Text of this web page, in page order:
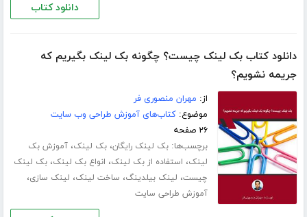
دانلود کتاب
دانلود کتاب بک لینک چیست؟ چگونه بک لینک بگیریم که
جریمه نشویم؟
از: مهران منصوری فر
موضوع:کتاب‌های آموزش طراحی وب سایت
۲۶ صفحه
برچسب‌ها:بک لینک رایگان،بک لینک،آموزش بک
لینک، استفاده از بک لینک، انواع بک لینک،بک لینک
چیست، لینک بیلدینگ، ساخت لینک، لینک سازی،
آموزش طراحی سایت